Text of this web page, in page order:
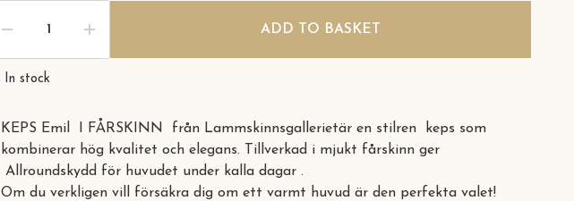
ADD TO BASKET
In stock
KEPS Emil I FÅRSKINN från Lammskinnsgallerietär en stilren keps som
kombinerar hög kvalitet och elegans. Tillverkad i mjukt fårskinn ger
Allroundskydd för huvudet under kalla dagar .
Om du verkligen vill försäkra dig om ett varmt huvud är den perfekta valet!